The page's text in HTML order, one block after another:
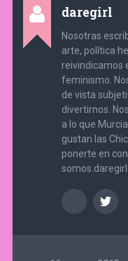
daregirl
Nosotras
arte, política
reivindicamos
feminismo.
de vista
divertirnos.
a lo que
gustan las
ponerte en